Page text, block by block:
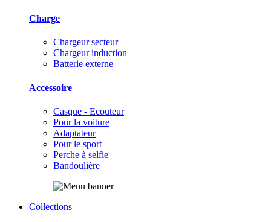
Charge
Chargeur secteur
Chargeur induction
Batterie externe
Accessoire
Casque - Ecouteur
Pour la voiture
Adaptateur
Pour le sport
Perche à selfie
Bandoulière
Collections